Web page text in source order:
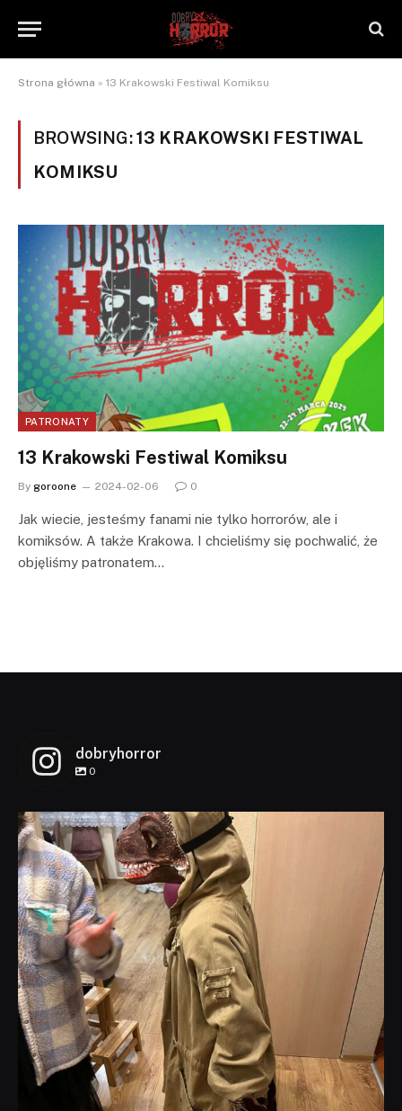
Strona główna » 13 Krakowski Festiwal Komiksu
BROWSING:13 KRAKOWSKI FESTIWAL
KOMIKSU
PATRONATY
13 Krakowski Festiwal Komiksu
By goroone 2024-02-06 0
Jak wiecie, jesteśmy fanami nie tylko horrorów, ale i
komiksów. A także Krakowa. I chcieliśmy się pochwalić, że
objęliśmy patronatem…
dobryhorror
0
dobryhorror
Lis 1